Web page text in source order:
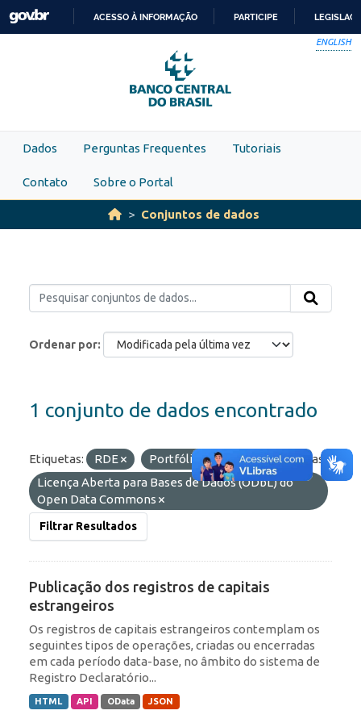
Skip to main content
PARA
O
CONTEÚDO
ACESSO À INFORMAÇÃO PARTICIPE
ENGLISH
Dados Perguntas Frequentes Tutoriais
Contato Sobre o Portal
Conjuntos de dados
Ordenar por
1 conjunto de dados encontrado
Etiquetas: RDE Portfólio ROF
Licenças:
Licença Aberta para Bases de Dados (ODbL) do
Open Data Commons
Filtrar Resultados
Publicação dos registros de capitais
estrangeiros
Os registros de capitais estrangeiros contemplam os
seguintes tipos de operações, criadas ou encerradas
em cada período data-base, no âmbito do sistema de
Registro Declaratório...
HTML API OData JSON